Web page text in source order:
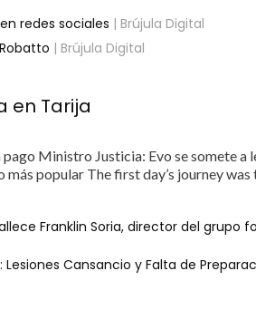
redes sociales | Brújula Digital
| Brújula Digital
en Tarija
Ministro Justicia: Evo se somete a
popular The first day’s journey
Franklin Soria, director del grupo
Cansancio y Falta de